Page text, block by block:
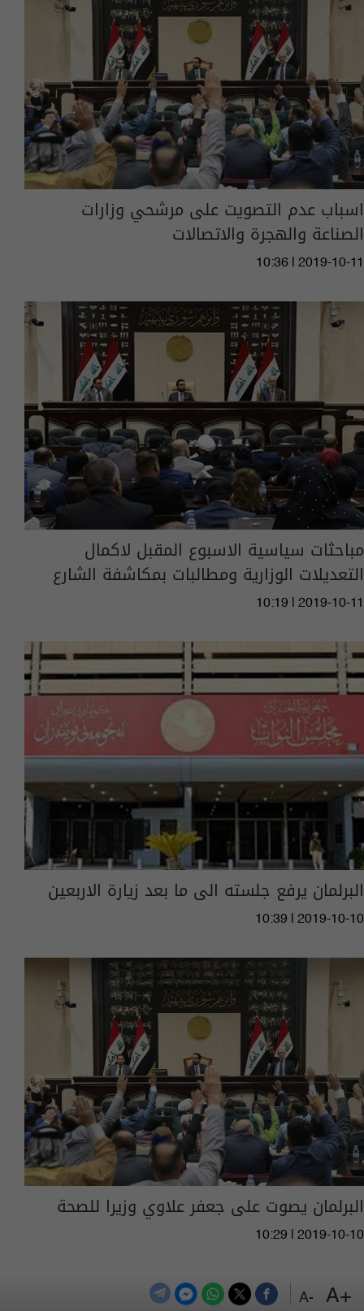
+A
-A
اسباب عدم التصويت على مرشحي وزارات
الصناعة والهجرة والاتصالات
10:36 | 2019-10-11
مباحثات سياسية الاسبوع المقبل لاكمال
التعديلات الوزارية ومطالبات بمكاشفة الشارع
10:19 | 2019-10-11
البرلمان يرفع جلسته الى ما بعد زيارة الاربعين
10:39 | 2019-10-10
البرلمان يصوت على جعفر علاوي وزيرا للصحة
10:29 | 2019-10-10
المزيد